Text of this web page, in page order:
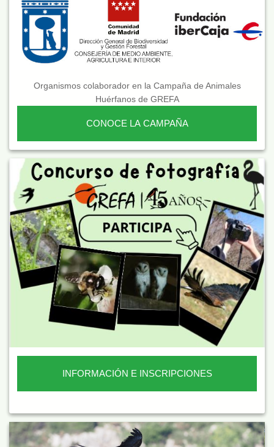
Organismos colaborador en la Campaña de Animales
Huérfanos de GREFA
CONOCE LA CAMPAÑA
INFORMACIÓN E INSCRIPCIONES